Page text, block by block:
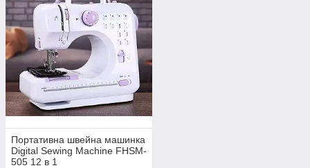
Портативна швейна машинка
Digital Sewing Machine FHSM-
505 12 в 1